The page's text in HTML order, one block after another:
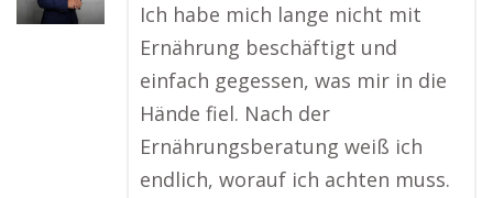
Ich habe mich lange nicht mit
Ernährung beschäftigt und
einfach gegessen, was mir in die
Hände fiel. Nach der
Ernährungsberatung weiß ich
endlich, worauf ich achten muss.